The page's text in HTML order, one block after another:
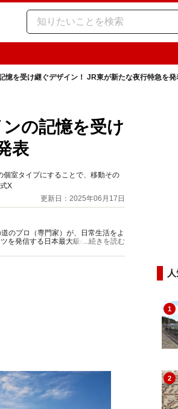
憶を受け継ぐデザイン！ JR東が新たな夜行特急を発
の記憶を受け
表
室タイプにすることで、移動その
X
更新日：2025年06月17日
のプロ（専門家）が、日常生活をよ
を発信する日本最大級の総合情報サ
...続きを読む
1
2